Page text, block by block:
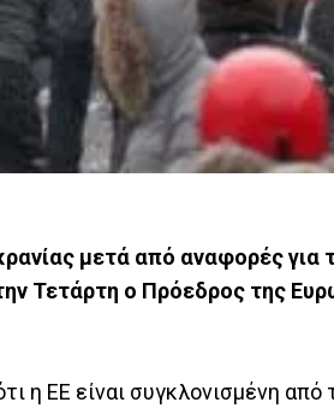
μετά από αναφορές για
Τετάρτη ο Πρόεδρος της
η ΕΕ είναι συγκλονισμένη από